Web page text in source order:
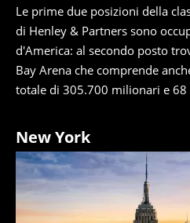
Le prime due posizioni della
di Henley & Partners sono
d'America: al secondo posto
Bay Arena che comprende
totale di 305.700 milionari e
New York